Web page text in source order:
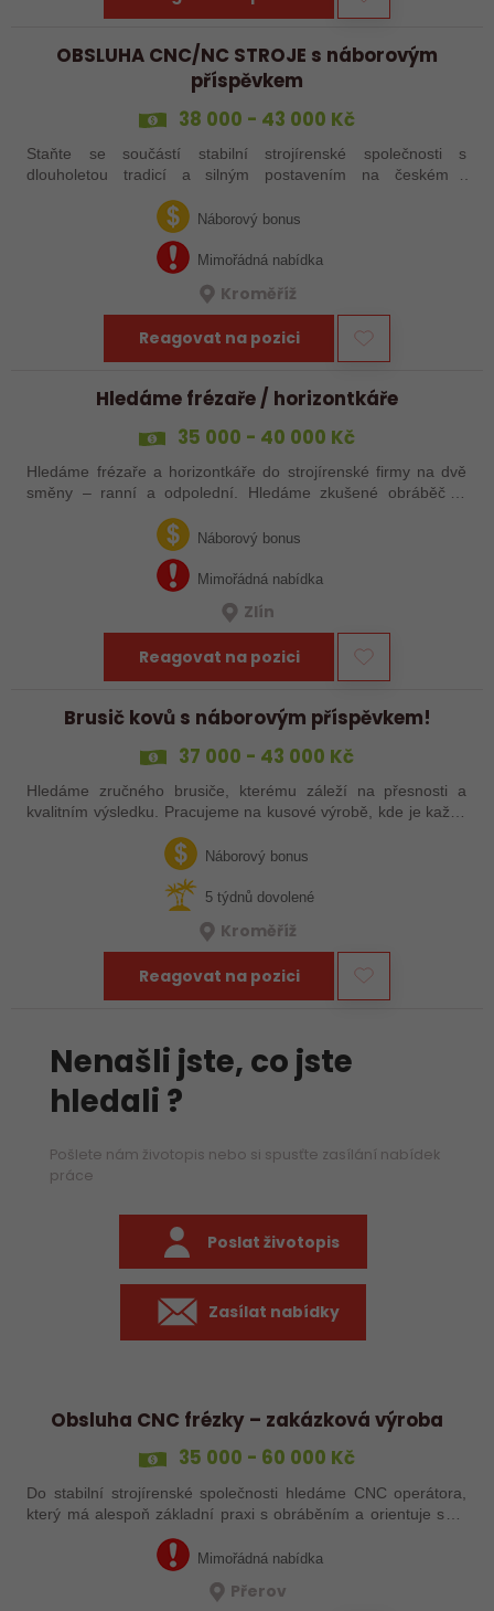
OBSLUHA CNC/NC STROJE s náborovým
příspěvkem
38 000 - 43 000 Kč
Staňte se součástí stabilní strojírenské společnosti s
dlouholetou tradicí a silným postavením na českém i
aktuálně obsazujeme více typů…
Náborový bonus
Mimořádná nabídka
Kroměříž
Reagovat na pozici
Hledáme frézaře / horizontkáře
35 000 - 40 000 Kč
Hledáme frézaře a horizontkáře do strojírenské firmy na dvě
směny – ranní a odpolední. Hledáme zkušené obráběče i
šikovné nováčky, kteří chtějí dělat poctivé řemeslo na
zajímavých zakázkách. Zašlete…
Náborový bonus
Mimořádná nabídka
Zlín
Reagovat na pozici
Brusič kovů s náborovým příspěvkem!
37 000 - 43 000 Kč
Hledáme zručného brusiče, kterému záleží na přesnosti a
kvalitním výsledku. Pracujeme na kusové výrobě, kde je každý
plocho nebo kulato – nebo…Náborový bonus
5 týdnů dovolené
Kroměříž
Reagovat na pozici
Nenašli jste, co jste
hledali ?
Pošlete nám životopis nebo si spusťte zasílání nabídek
práce
Poslat životopis
Zasílat nabídky
Obsluha CNC frézky – zakázková výroba
35 000 - 60 000 Kč
Do stabilní strojírenské společnosti hledáme CNC operátora,
který má alespoň základní praxi s obráběním a orientuje se v
technické dokumentaci. Nemusíte mít za sebou roky
zkušeností – důležité je, že…Mimořádná nabídka
Přerov